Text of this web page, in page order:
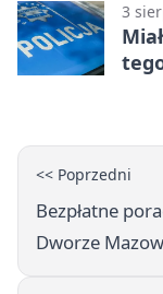
3
<< Poprzedni
Bezpłatne
Dworze